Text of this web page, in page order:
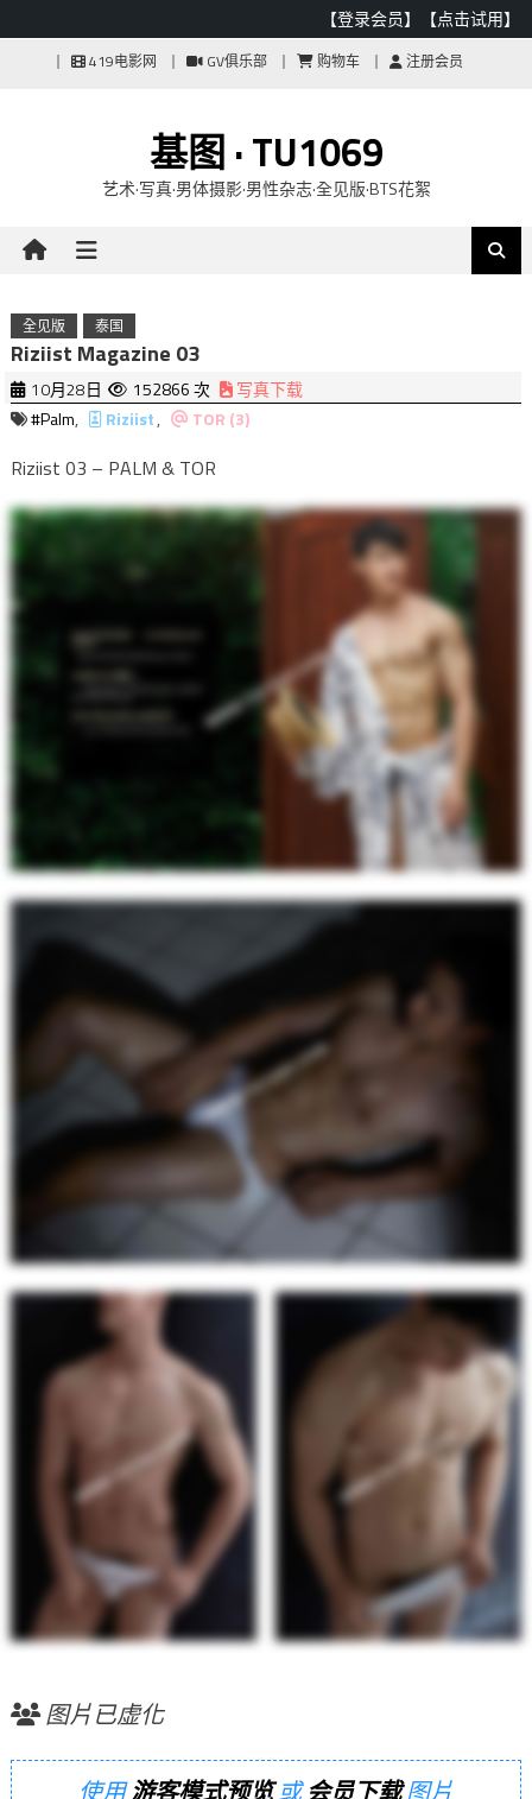
【登录会员】 【点击试用】
419电影网 GV俱乐部 购物车 注册会员
基图 · TU1069
艺术·写真·男体摄影·男性杂志·全见版·BTS花絮
全见版 泰国
Riziist Magazine 03
10月28日 152866 次
写真下载
#Palm, Riziist, TOR (3)
Riziist 03 – PALM & TOR
图片已虚化
使用游客模式预览或会员下载图片